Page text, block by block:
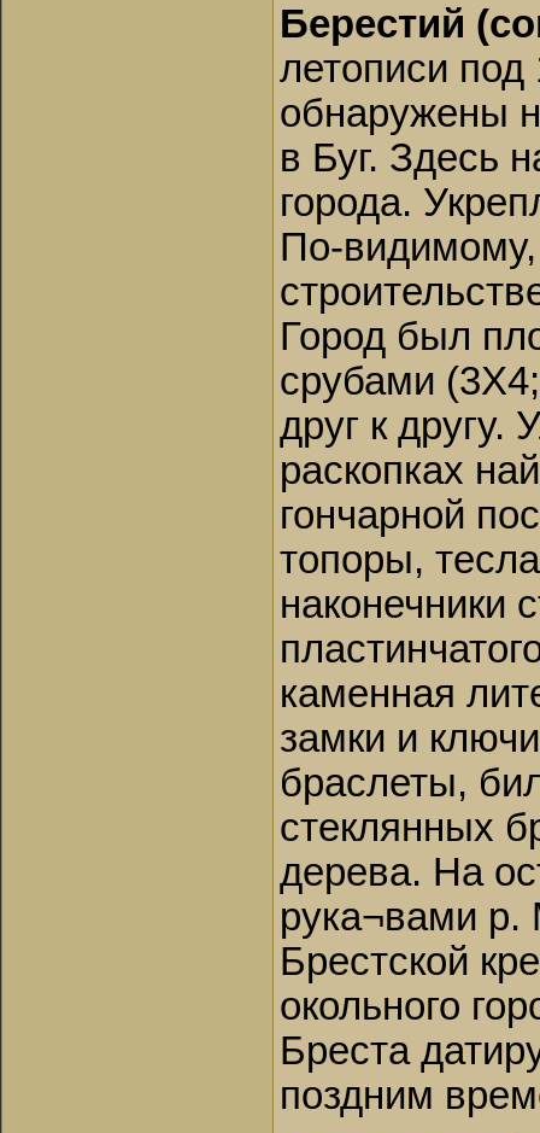
Берестий
летописи
обнаружены
в Буг. Здесь
города.
По-
Город был
срубами
друг к
раскопках
гончарной
топоры,
наконечники
каменная
замки и
браслеты,
стеклянных
дерева. На
рука¬вами р.
Брестской
окольного
Бреста
поздним